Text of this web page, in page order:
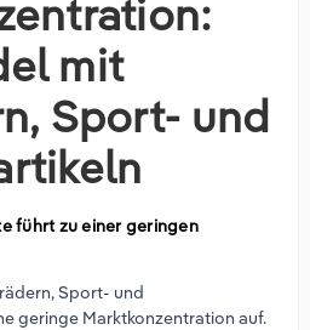
mit
Sport- und
führt zu einer geringen
Sport- und
geringe Marktkonzentration auf.